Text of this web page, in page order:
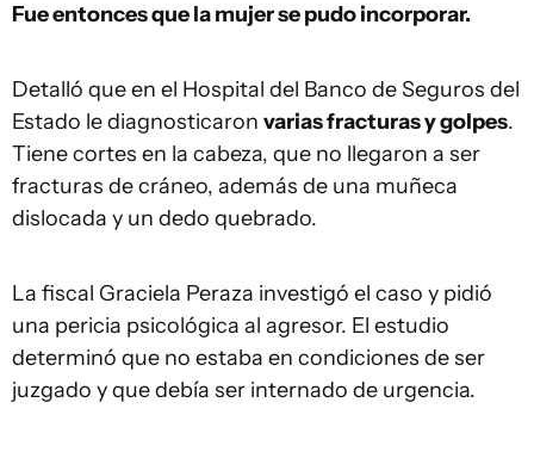
Fue entonces que la mujer se pudo incorporar.
Detalló que en el Hospital del Banco de Seguros del
Estado le diagnosticaron varias fracturas y golpes.
Tiene cortes en la cabeza, que no llegaron a ser
fracturas de cráneo, además de una muñeca
dislocada y un dedo quebrado.
La fiscal Graciela Peraza investigó el caso y pidió
una pericia psicológica al agresor. El estudio
determinó que no estaba en condiciones de ser
juzgado y que debía ser internado de urgencia.